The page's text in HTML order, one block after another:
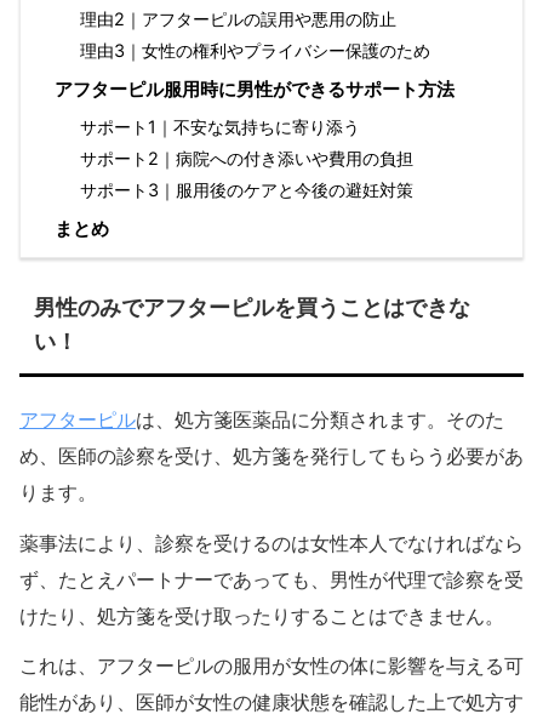
理由2｜アフターピルの誤用や悪用の防止
理由3｜女性の権利やプライバシー保護のため
アフターピル服用時に男性ができるサポート方法
サポート1｜不安な気持ちに寄り添う
サポート2｜病院への付き添いや費用の負担
サポート3｜服用後のケアと今後の避妊対策
まとめ
男性のみでアフターピルを買うことはできな
い！
アフターピルは、処方箋医薬品に分類されます。そのた
め、医師の診察を受け、処方箋を発行してもらう必要があ
ります。
薬事法により、診察を受けるのは女性本人でなければなら
ず、たとえパートナーであっても、男性が代理で診察を受
けたり、処方箋を受け取ったりすることはできません。
これは、アフターピルの服用が女性の体に影響を与える可
能性があり、医師が女性の健康状態を確認した上で処方す